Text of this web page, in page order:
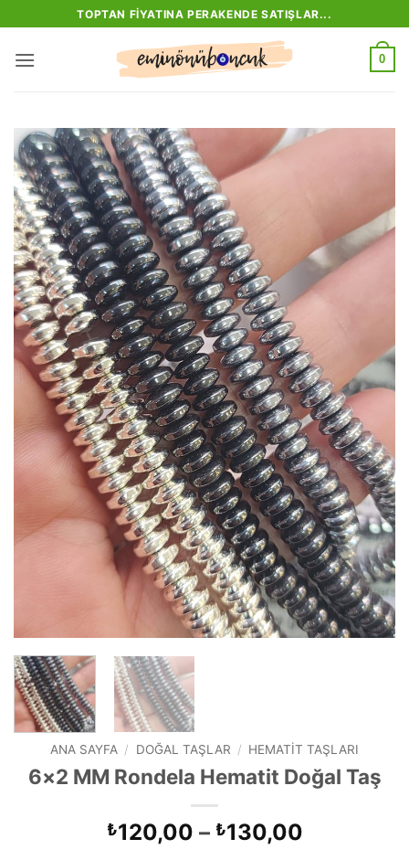
atla
TOPTAN FIYATINA PERAKENDE SATIŞLAR...
0
ANA SAYFA / DOĞAL TAŞLAR / HEMATIT TAŞLARI
6×2 MM Rondela Hematit Doğal Taş
₺120,00 – ₺130,00Fiyat